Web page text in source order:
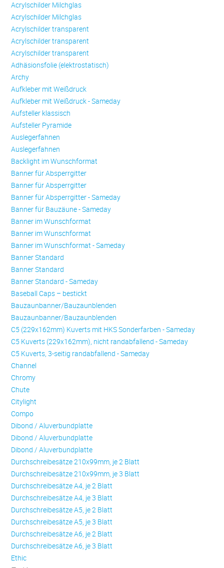
Acrylschilder Milchglas
Acrylschilder Milchglas
Acrylschilder transparent
Acrylschilder transparent
Acrylschilder transparent
Adhäsionsfolie (elektrostatisch)
Archy
Aufkleber mit Weißdruck
Aufkleber mit Weißdruck - Sameday
Aufsteller klassisch
Aufsteller Pyramide
Auslegerfahnen
Auslegerfahnen
Backlight im Wunschformat
Banner für Absperrgitter
Banner für Absperrgitter
Banner für Absperrgitter - Sameday
Banner für Bauzäune - Sameday
Banner im Wunschformat
Banner im Wunschformat
Banner im Wunschformat - Sameday
Banner Standard
Banner Standard
Banner Standard - Sameday
Baseball Caps – bestickt
Bauzaunbanner/Bauzaunblenden
Bauzaunbanner/Bauzaunblenden
C5 (229x162mm) Kuverts mit HKS Sonderfarben - Sameday
C5 Kuverts (229x162mm), nicht randabfallend - Sameday
C5 Kuverts, 3-seitig randabfallend - Sameday
Channel
Chromy
Chute
Citylight
Compo
Dibond / Aluverbundplatte
Dibond / Aluverbundplatte
Dibond / Aluverbundplatte
Durchschreibesätze 210x99mm, je 2 Blatt
Durchschreibesätze 210x99mm, je 3 Blatt
Durchschreibesätze A4, je 2 Blatt
Durchschreibesätze A4, je 3 Blatt
Durchschreibesätze A5, je 2 Blatt
Durchschreibesätze A5, je 3 Blatt
Durchschreibesätze A6, je 2 Blatt
Durchschreibesätze A6, je 3 Blatt
Ethic